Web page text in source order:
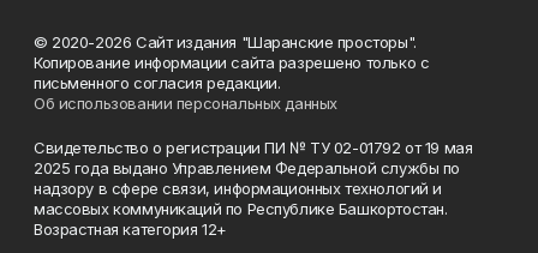
© 2020-2026 Сайт издания "Шаранские просторы".
Копирование информации сайта разрешено только с
письменного согласия редакции.
Об использовании персональных данных
Свидетельство о регистрации ПИ № ТУ 02-01792 от 19 мая
2025 года выдано Управлением Федеральной службы по
надзору в сфере связи, информационных технологий и
массовых коммуникаций по Республике Башкортостан.
Возрастная категория 12+